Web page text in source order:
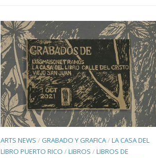
ARTS NEWS / GRABADO Y GRAFICA/LA CASA DEL
LIBRO PUERTO RICO /LIBROS /LIBROS DE